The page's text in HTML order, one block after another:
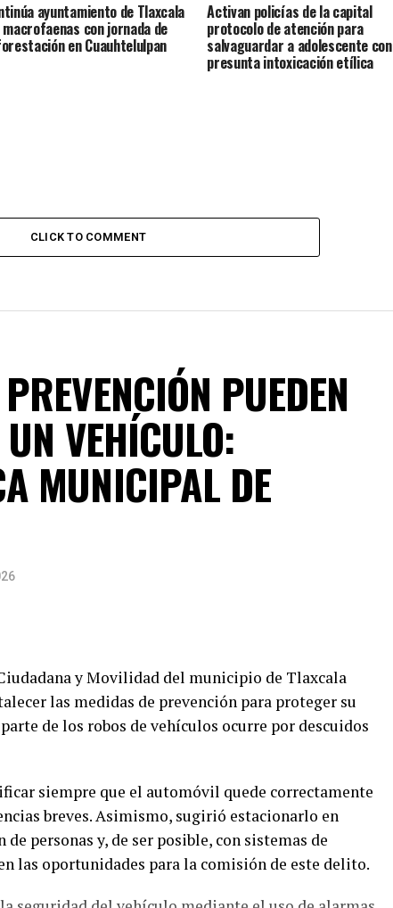
ayuntamiento de Tlaxcala
macrofaenas con jornada de
en Cuauhtelulpan
Activan policías de la capital
protocolo de atención para
salvaguardar a adolescente con
presunta intoxicación etílica
CLICK TO COMMENT
PUEDEN
VEHÍCULO:
MUNICIPAL DE
y Movilidad del municipio de Tlaxcala
las medidas de prevención para proteger su
de los robos de vehículos ocurre por descuidos
siempre que el automóvil quede correctamente
breves. Asimismo, sugirió estacionarlo en
personas y, de ser posible, con sistemas de
las oportunidades para la comisión de este delito.